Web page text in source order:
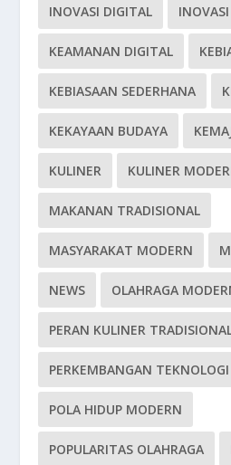
INOVASI DIGITAL
KEAMANAN DIGITAL
KEBIASAAN SEDERHANA
KEKAYAAN BUDAYA
KULINER KULINER
MAKANAN TRADISIONAL
MASYARAKAT MODERN
NEWS OLAHRAGA
PERAN KULINER
PERKEMBANGAN TEKNOLOGI
POLA HIDUP MODERN
POPULARITAS OLAHRAGA